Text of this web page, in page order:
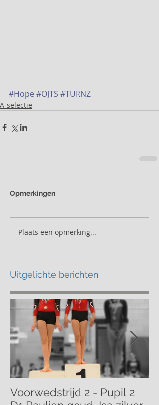
#Hope #OJTS #TURNZ
A-selectie
Opmerkingen
Plaats een opmerking...
Uitgelichte berichten
Voorwedstrijd 2 - Pupil 2